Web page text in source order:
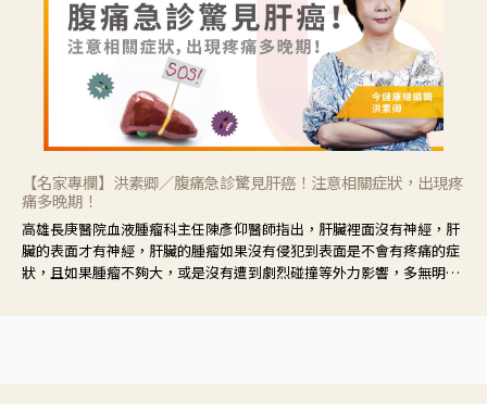
【名家專欄】洪素卿／腹痛急診驚見肝癌！注意相關症狀，出現疼
痛多晚期！
高雄長庚醫院血液腫瘤科主任陳彥仰醫師指出，肝臟裡面沒有神經，肝
臟的表面才有神經，肝臟的腫瘤如果沒有侵犯到表面是不會有疼痛的症
狀，且如果腫瘤不夠大，或是沒有遭到劇烈碰撞等外力影響，多無明顯